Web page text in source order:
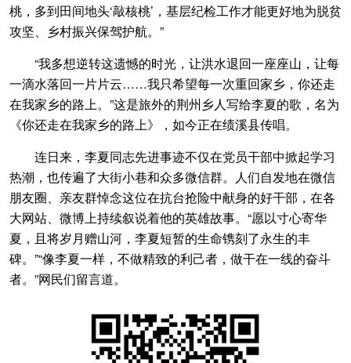
桃，多到田间地头‘敲核桃’，基层纪检工作才能更好地为脱贫
攻坚、乡村振兴保驾护航。”
“我多想逆转这遗憾的时光，让洪水退回一座座山，让每
一滴水落回一片片云……我只希望每一次重回家乡，你还走
在我家乡的路上。”这是旅外的荆州乡人写给李夏的歌，名为
《你还走在我家乡的路上》，如今正在绩溪县传唱。
连日来，李夏同志先进事迹不仅在党员干部中掀起学习
热潮，也传遍了大街小巷和众多微信群。人们自发地在微信
朋友圈、亲友群悼念这位在抗台抢险中献身的好干部，在各
大网站、微博上持续叙说着他的英雄故事。“愿以寸心寄华
夏，且将岁月赠山河，李夏短暂的生命镌刻了永生的丰
碑。”“像李夏一样，不做精致的利己者，做干在一线的奋斗
者。”网民们留言道。